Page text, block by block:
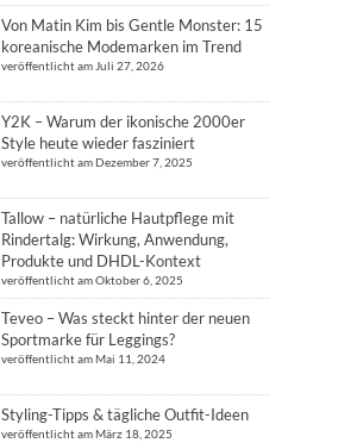
Von Matin Kim bis Gentle Monster: 15
koreanische Modemarken im Trend
veröffentlicht am Juli 27, 2026
Y2K – Warum der ikonische 2000er
Style heute wieder fasziniert
veröffentlicht am Dezember 7, 2025
Tallow – natürliche Hautpflege mit
Rindertalg: Wirkung, Anwendung,
Produkte und DHDL-Kontext
veröffentlicht am Oktober 6, 2025
Teveo – Was steckt hinter der neuen
Sportmarke für Leggings?
veröffentlicht am Mai 11, 2024
Styling-Tipps & tägliche Outfit-Ideen
veröffentlicht am März 18, 2025